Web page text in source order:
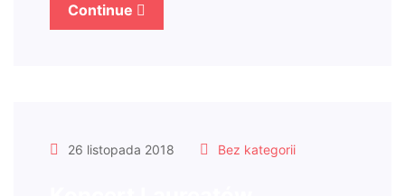
Continue
26 listopada 2018 Bez kategorii